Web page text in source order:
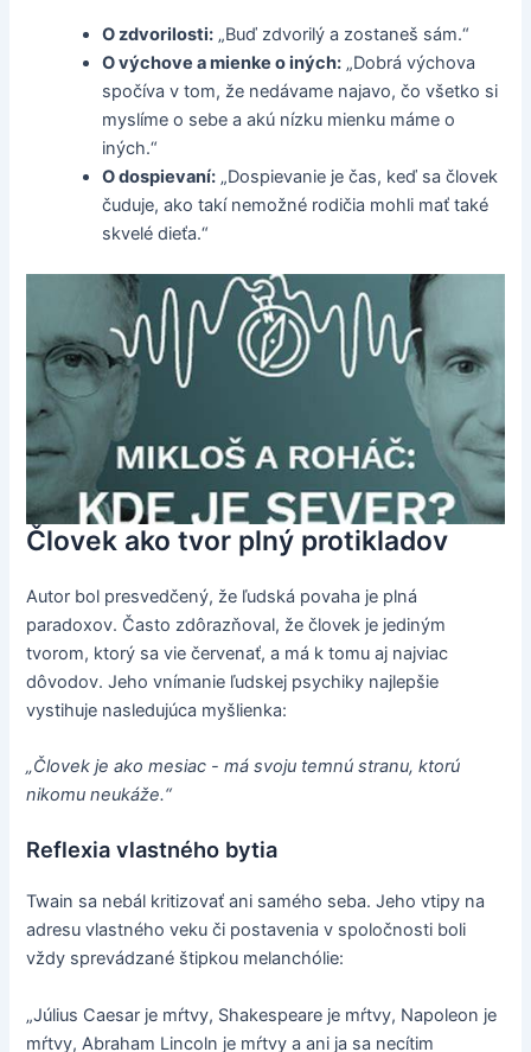
O zdvorilosti: „Buď zdvorilý a zostaneš sám.“
O výchove a mienke o iných: „Dobrá výchova
spočíva v tom, že nedávame najavo, čo všetko si
myslíme o sebe a akú nízku mienku máme o
iných.“
O dospievaní: „Dospievanie je čas, keď sa človek
čuduje, ako takí nemožné rodičia mohli mať také
skvelé dieťa.“
Človek ako tvor plný protikladov
Autor bol presvedčený, že ľudská povaha je plná
paradoxov. Často zdôrazňoval, že človek je jediným
tvorom, ktorý sa vie červenať, a má k tomu aj najviac
dôvodov. Jeho vnímanie ľudskej psychiky najlepšie
vystihuje nasledujúca myšlienka:
„Človek je ako mesiac - má svoju temnú stranu, ktorú
nikomu neukáže.“
Reflexia vlastného bytia
Twain sa nebál kritizovať ani samého seba. Jeho vtipy na
adresu vlastného veku či postavenia v spoločnosti boli
vždy sprevádzané štipkou melanchólie:
„Július Caesar je mŕtvy, Shakespeare je mŕtvy, Napoleon je
mŕtvy, Abraham Lincoln je mŕtvy a ani ja sa necítim